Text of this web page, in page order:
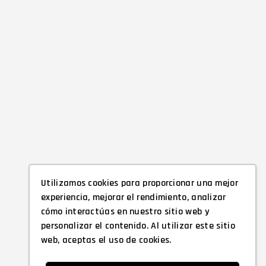
Utilizamos cookies para proporcionar una mejor
experiencia, mejorar el rendimiento, analizar
cómo interactúas en nuestro sitio web y
personalizar el contenido. Al utilizar este sitio
web, aceptas el uso de cookies.